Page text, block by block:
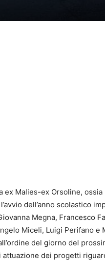
Malies-ex Orsoline, ossia
dell’anno scolastico
Megna, Francesco
Miceli, Luigi Perifano e
del giorno del
dei progetti